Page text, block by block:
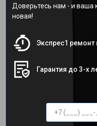
Доверьтесь нам - и ваша
новая!
Экспрес1
Гарантия до 3-х